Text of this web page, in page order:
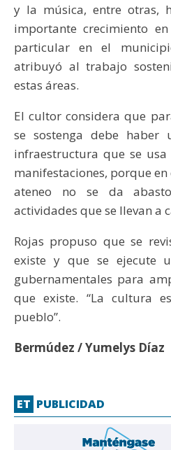
y la música, entre otras,
importante crecimiento
particular en el
atribuyó al trabajo
estas áreas.
El cultor considera que
se sostenga debe haber
infraestructura que se
manifestaciones, porque
ateneo no se da
actividades que se llevan a
Rojas propuso que se
existe y que se ejecute
gubernamentales para
que existe. “La cultura
pueblo”.
Bermúdez / Yumelys Díaz
ET PUBLICIDAD